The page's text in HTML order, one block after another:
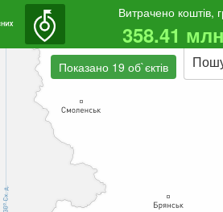
Витрачено коштів,
358.41
Показано 19 об`єктів